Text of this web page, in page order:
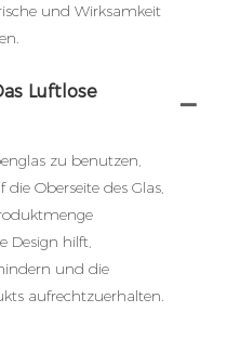
und Wirksamkeit
Luftlose
zu benutzen,
Oberseite des Glas,
Design hilft,
und die
aufrechtzuerhalten.